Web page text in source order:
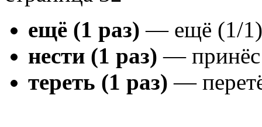
ещё (1 раз) — ещё (1/1)
нести (1 раз) —
тереть (1 раз) —